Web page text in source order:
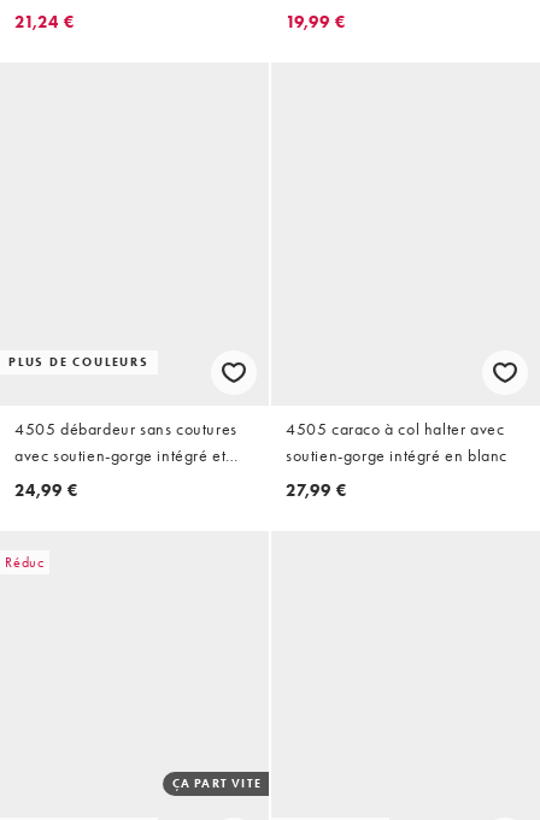
intégré et bretelles réglables -
21,24 €
brassière intégrée à
19,99 €
PLUS DE COULEURS
4505 débardeur sans coutures
avec soutien-gorge intégré et
doubles bretelles réglables en
24,99 €
4505 caraco à col halter avec
soutien-gorge intégré en blanc
27,99 €
Réduc
ÇA PART VITE